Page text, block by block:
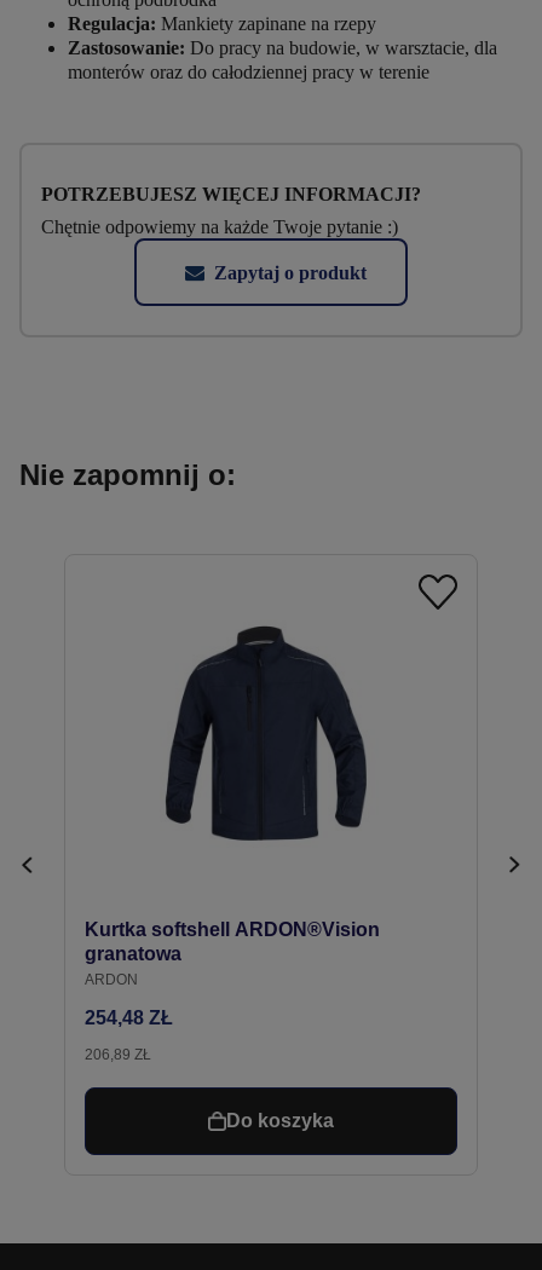
Regulacja: Mankiety zapinane na rzepy
Zastosowanie: Do pracy na budowie, w warsztacie, dla
monterów oraz do całodziennej pracy w terenie
POTRZEBUJESZ WIĘCEJ INFORMACJI?
Chętnie odpowiemy na każde Twoje pytanie :)
Zapytaj o produkt
Nie zapomnij o:
Kurtka softshell ARDON®Vision
granatowa
ARDON
254,48 ZŁ
206,89 ZŁ
Do koszyka